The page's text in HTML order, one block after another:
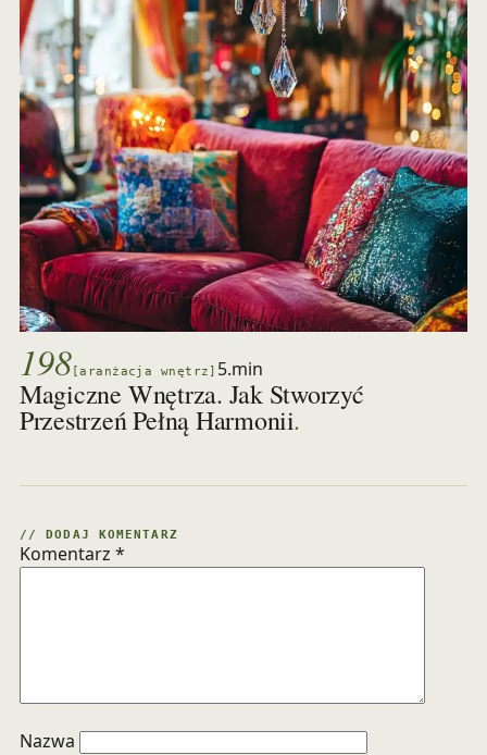
198 [aranżacja wnętrz] 5.min
Magiczne Wnętrza. Jak Stworzyć
Przestrzeń Pełną Harmonii.
// DODAJ KOMENTARZ
Komentarz *
Nazwa